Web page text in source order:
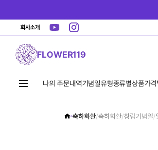
회사소개
FLOWER119
나의 주문내역기념일유형종류별상품가
축하화환/축하화환/창립기념일/